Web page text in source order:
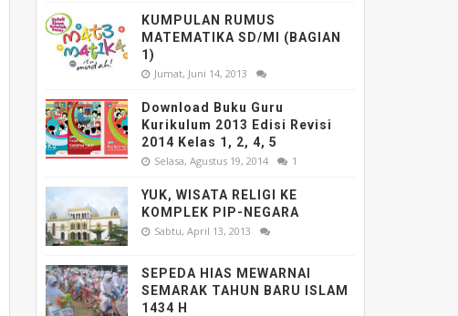
KUMPULAN RUMUS
MATEMATIKA SD/MI (BAGIAN
1)
Jumat, Juni 14, 2013
Download Buku Guru
Kurikulum 2013 Edisi Revisi
2014 Kelas 1, 2, 4, 5
Selasa, Agustus 19, 2014 1
YUK, WISATA RELIGI KE
KOMPLEK PIP-NEGARA
Sabtu, April 13, 2013
SEPEDA HIAS MEWARNAI
SEMARAK TAHUN BARU ISLAM
1434 H